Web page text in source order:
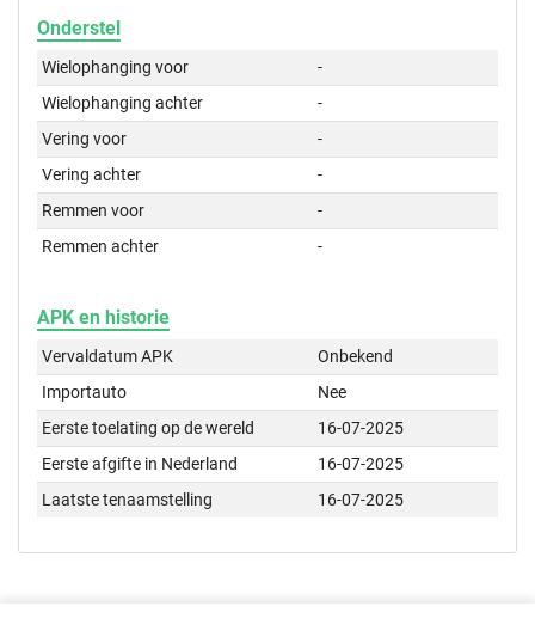
Onderstel
Wielophanging voor
-
Wielophanging achter
-
Vering voor
-
Vering achter
-
Remmen voor
-
Remmen achter
-
APK en historie
Vervaldatum APK
Onbekend
Importauto
Nee
Eerste toelating op de wereld
16-07-2025
Eerste afgifte in Nederland
16-07-2025
Laatste tenaamstelling
16-07-2025